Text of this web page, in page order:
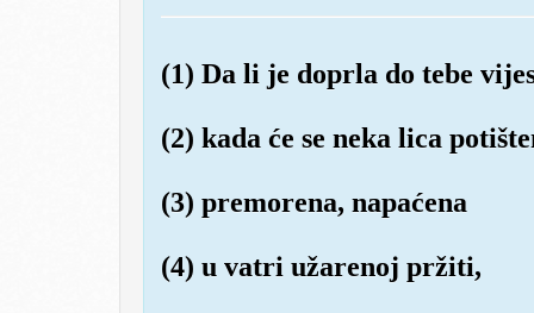
(1) Da li je doprla do tebe
(2) kada će se neka lica
(3) premorena, napaćena
(4) u vatri užarenoj pržiti,